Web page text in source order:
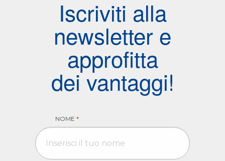
Iscriviti alla
newsletter e
approfitta
dei vantaggi!
NOME *